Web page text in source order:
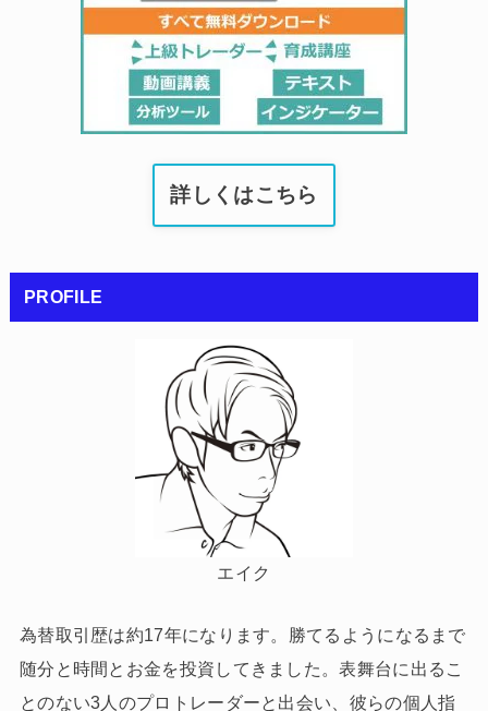
詳しくはこちら
PROFILE
エイク
為替取引歴は約17年になります。勝てるようになるまで
随分と時間とお金を投資してきました。表舞台に出るこ
とのない3人のプロトレーダーと出会い、彼らの個人指